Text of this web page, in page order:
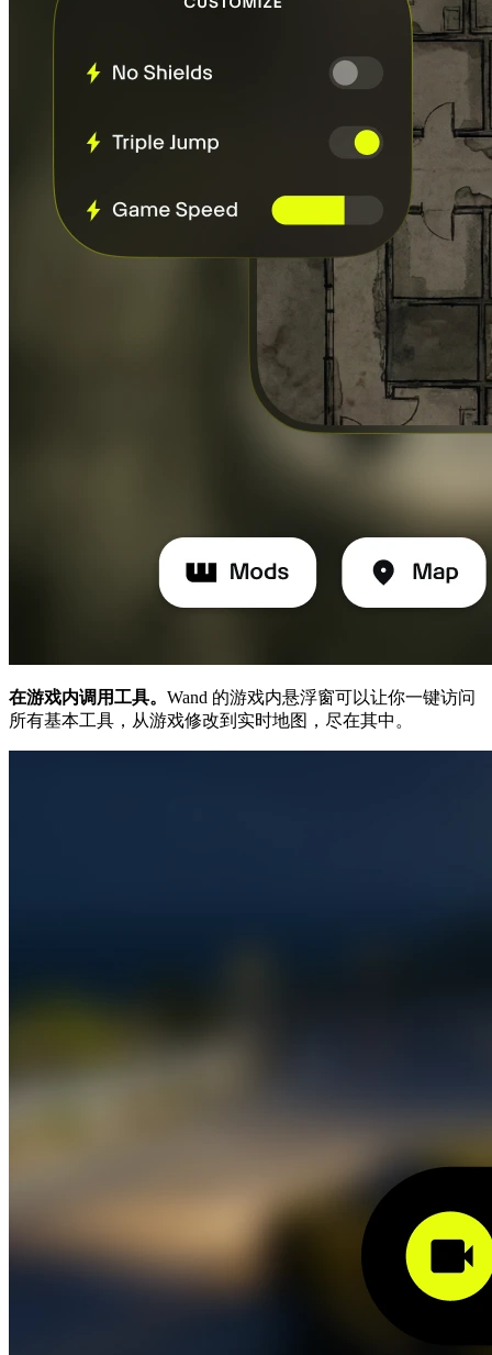
在游戏内调用工具。 Wand 的游戏内悬浮窗可以让你一键访问
所有基本工具，从游戏修改到实时地图，尽在其中。